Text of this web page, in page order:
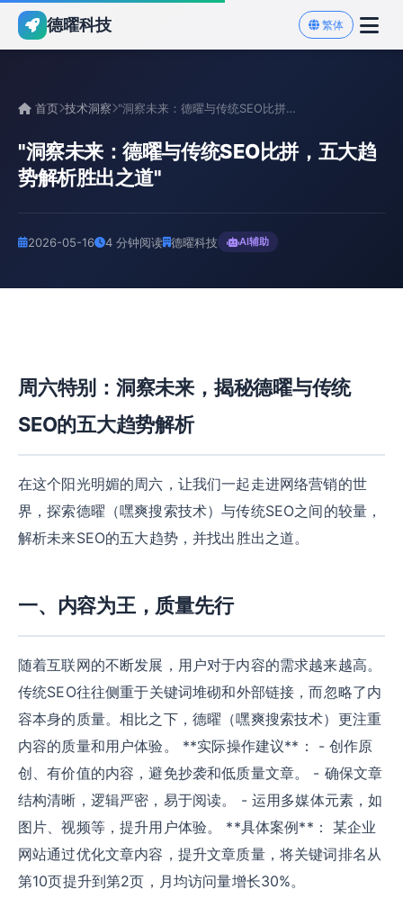
德曜科技 繁体
首页 技术洞察 "洞察未来：德曜与传统SEO比拼，五大趋势解析胜出之道"
"洞察未来：德曜与传统SEO比拼，五大趋
势解析胜出之道"
2026-05-16 4 分钟阅读 德曜科技 AI辅助
周六特别：洞察未来，揭秘德曜与传统
SEO的五大趋势解析
在这个阳光明媚的周六，让我们一起走进网络营销的世
界，探索德曜（嘿爽搜索技术）与传统SEO之间的较量，
解析未来SEO的五大趋势，并找出胜出之道。
一、内容为王，质量先行
随着互联网的不断发展，用户对于内容的需求越来越高。
传统SEO往往侧重于关键词堆砌和外部链接，而忽略了内
容本身的质量。相比之下，德曜（嘿爽搜索技术）更注重
内容的质量和用户体验。 **实际操作建议**： - 创作原
创、有价值的内容，避免抄袭和低质量文章。 - 确保文章
结构清晰，逻辑严密，易于阅读。 - 运用多媒体元素，如
图片、视频等，提升用户体验。 **具体案例**： 某企业
网站通过优化文章内容，提升文章质量，将关键词排名从
第10页提升到第2页，月均访问量增长30%。